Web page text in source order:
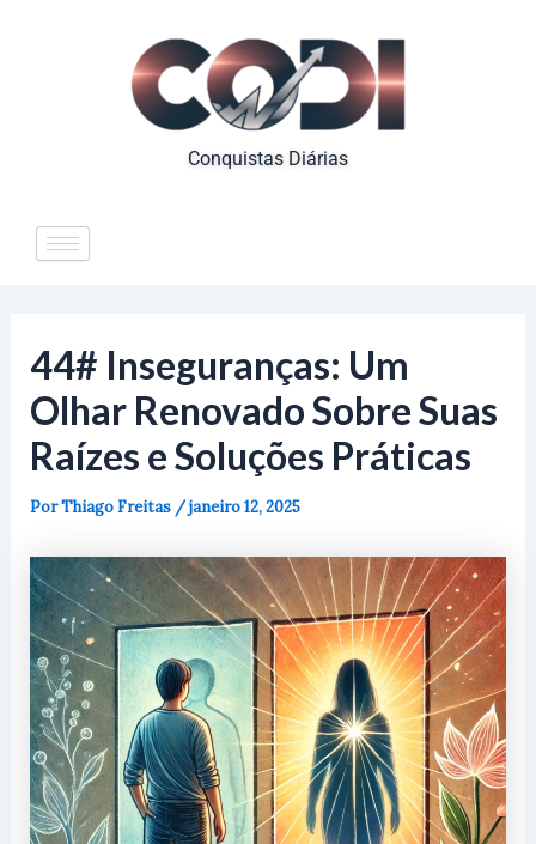
Conquistas Diárias
44# Inseguranças: Um
Olhar Renovado Sobre Suas
Raízes e Soluções Práticas
PorThiago Freitas /janeiro 12, 2025